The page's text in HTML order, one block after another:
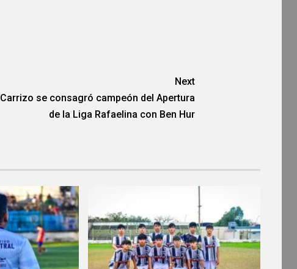
Next
Carrizo se consagró campeón del Apertura
de la Liga Rafaelina con Ben Hur